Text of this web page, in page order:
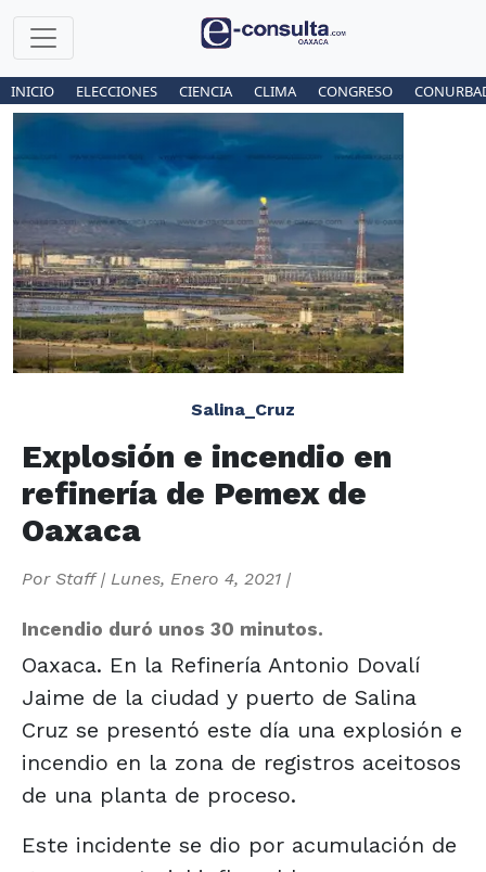
INICIO ELECCIONES CIENCIA CLIMA CONGRESO
Salina_Cruz
Explosión e incendio en
refinería de Pemex de
Oaxaca
Por Staff| Lunes, Enero 4, 2021 |
Incendio duró unos 30 minutos.
Oaxaca. En la Refinería Antonio Dovalí
Jaime de la ciudad y puerto de Salina
Cruz se presentó este día una explosión e
incendio en la zona de registros aceitosos
de una planta de proceso.
Este incidente se dio por acumulación de